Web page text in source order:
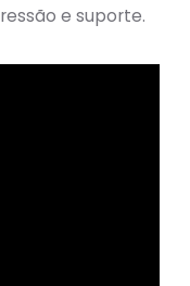
e suporte.